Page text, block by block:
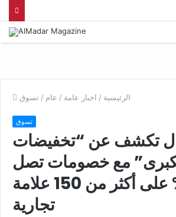
الرئيسية / اخبار عامة / عام / تسوق
تسوق
تكشف عن “تخفيضات
الكبرى” مع خصومات تصل
إلى 80% على أكثر من 150 علامة
تجارية